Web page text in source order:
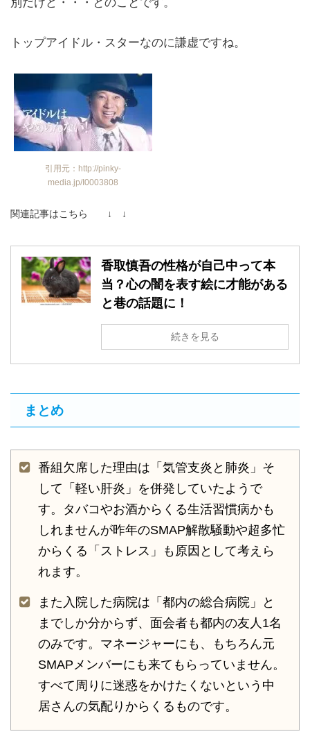
トップアイドル・スターなのに謙虚ですね。
引用元：http://pinky-
media.jp/I0003808
関連記事はこちら ↓ ↓
香取慎吾の性格が自己中って本
当？心の闇を表す絵に才能がある
と巷の話題に！
続きを見る
まとめ
番組欠席した理由は「気管支炎と肺炎」そ
して「軽い肝炎」を併発していたようで
す。タバコやお酒からくる生活習慣病かも
しれませんが昨年のSMAP解散騒動や超多忙
からくる「ストレス」も原因として考えら
れます。
また入院した病院は「都内の総合病院」と
までしか分からず、面会者も都内の友人1名
のみです。マネージャーにも、もちろん元
SMAPメンバーにも来てもらっていません。
すべて周りに迷惑をかけたくないという中
居さんの気配りからくるものです。